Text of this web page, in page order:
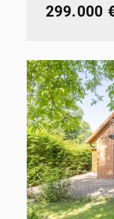
299.000